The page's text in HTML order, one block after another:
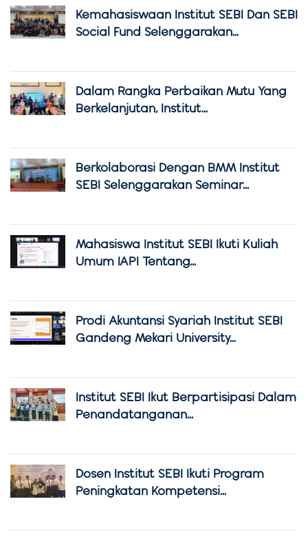
Kemahasiswaan Institut SEBI Dan SEBI
Social Fund Selenggarakan...
Dalam Rangka Perbaikan Mutu Yang
Berkelanjutan, Institut...
Berkolaborasi Dengan BMM Institut
SEBI Selenggarakan Seminar...
Mahasiswa Institut SEBI Ikuti Kuliah
Umum IAPI Tentang...
Prodi Akuntansi Syariah Institut SEBI
Gandeng Mekari University...
Institut SEBI Ikut Berpartisipasi Dalam
Penandatanganan...
Dosen Institut SEBI Ikuti Program
Peningkatan Kompetensi...